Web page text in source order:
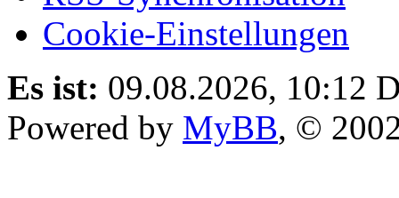
Cookie-Einstellungen
Es ist: 09.08.2026, 10:12
Powered by MyBB, ©